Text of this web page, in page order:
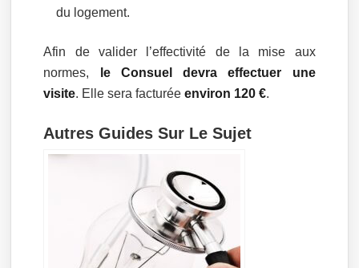
du logement.
Afin de valider l’effectivité de la mise aux
normes,
le Consuel devra effectuer une
visite. Elle sera facturéeenviron 120 €.
Autres Guides Sur Le Sujet